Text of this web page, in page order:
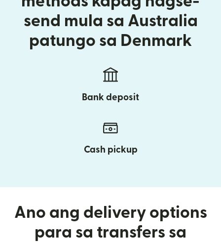
send mula sa Australia
patungo sa Denmark
Bank deposit
Cash pickup
Ano ang delivery options
para sa transfers sa